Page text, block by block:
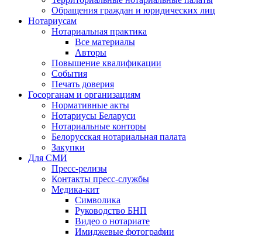
Обращения граждан и юридических лиц
Нотариусам
Нотариальная практика
Все материалы
Авторы
Повышение квалификации
События
Печать доверия
Госорганам и организациям
Нормативные акты
Нотариусы Беларуси
Нотариальные конторы
Белорусская нотариальная палата
Закупки
Для СМИ
Пресс-релизы
Контакты пресс-службы
Медика-кит
Символика
Руководство БНП
Видео о нотариате
Имиджевые фотографии